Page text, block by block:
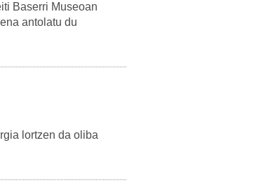
Baserri Museoan
antolatu du
lortzen da oliba